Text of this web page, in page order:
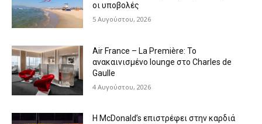
οι υποβολές
5 Αυγούστου, 2026
Air France – La Première: Το
ανακαινισμένο lounge στο Charles de
Gaulle
4 Αυγούστου, 2026
Η McDonald’s επιστρέφει στην καρδιά